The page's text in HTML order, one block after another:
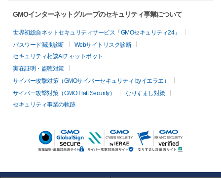
GMOインターネットグループのセキュリティ事業について
世界初総合ネットセキュリティサービス「GMOセキュリティ24」
パスワード漏洩診断
Webサイトリスク診断
セキュリティ相談AIチャットボット
実在証明・盗聴対策
サイバー攻撃対策（GMOサイバーセキュリティ byイエラエ）
サイバー攻撃対策（GMO Flatt Security）
なりすまし対策
セキュリティ事業の軌跡